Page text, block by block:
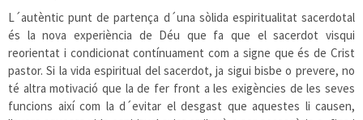
L´autèntic punt de partença d´una sòlida espiritualitat sacerdotal
és la nova experiència de Déu que fa que el sacerdot visqui
reorientat i condicionat contínuament com a signe que és de Crist
pastor. Si la vida espiritual del sacerdot, ja sigui bisbe o prevere, no
té altra motivació que la de fer front a les exigències de les seves
funcions així com la d´evitar el desgast que aquestes li causen,